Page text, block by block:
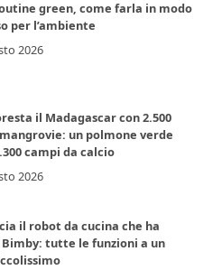
green, come farla in modo
per l’ambiente
2026
il Madagascar con 2.500
un polmone verde
campi da calcio
2026
il robot da cucina che ha
tutte le funzioni a un